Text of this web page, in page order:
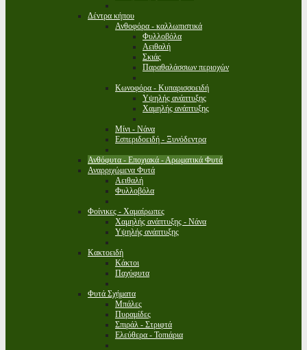
Δέντρα κήπου
Ανθοφόρα - καλλωπιστικά
Φυλλοβόλα
Αειθαλή
Σκιάς
Παραθαλάσσιων περιοχών
Κωνοφόρα - Κυπαρισσοειδή
Υψηλής ανάπτυξης
Χαμηλής ανάπτυξης
Μίνι - Νάνα
Εσπεριδοειδή - Ξυνόδεντρα
Ανθόφυτα - Εποχιακά - Αρωματικά Φυτά
Αναρριχώμενα Φυτά
Αειθαλή
Φυλλοβόλα
Φοίνικες - Χαμαίρωπες
Χαμηλής ανάπτυξης - Νάνα
Υψηλής ανάπτυξης
Κακτοειδή
Κάκτοι
Παχύφυτα
Φυτά Σχήματα
Μπάλες
Πυραμίδες
Σπιράλ - Στριφτά
Ελεύθερα - Τοπιάρια